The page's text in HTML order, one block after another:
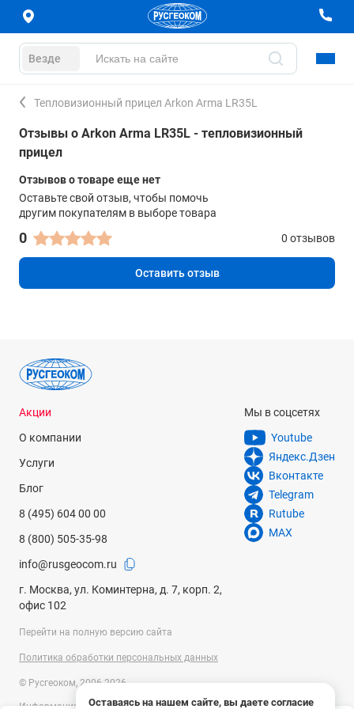
Везде
Тепловизионный прицел Arkon Arma LR35L
Отзывы о Arkon Arma LR35L - тепловизионный
прицел
Отзывов о товаре еще нет
Оставьте свой отзыв, чтобы помочь
другим покупателям в выборе товара
0 0 отзывов
Оставить отзыв
Оставаясь на нашем сайте, вы даете согласие
Акции
О компании
Услуги
Блог
8 (495) 604 00 00
8 (800) 505-35-98
info@rusgeocom.ru
г. Москва, ул. Коминтерна, д. 7, корп. 2,
офис 102
Мы в соцсетях
Youtube
Яндекс.Дзен
Вконтакте
Telegram
Rutube
MAX
Перейти на полную версию сайта
Политика обработки персональных данных
© Русгеоком, 2006-2026
Информация на сайте носит справочный характер и не является